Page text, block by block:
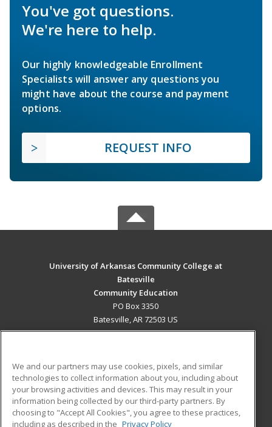
You've got questions.
We're here to help.
Our highly knowledgeable Enrollment
Specialists will answer any questions you
might have about the course and payment
options.
REQUEST INFO
University of Arkansas Community College at
Batesville
Community Education
PO Box 3350
Batesville, AR 72503 US
ADDITIONAL RESOURCES
Military
Financial Assistance
Student Blog
We and our partners may use cookies, pixels, and similar
technologies to collect information about you, including about
your browsing activities and devices. This may result in your
information being collected by our third-party partners. By
choosing to "Accept All Cookies", you agree to these practices,
including as described in the Privacy Policy